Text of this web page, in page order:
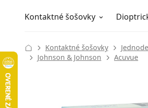
Kontaktné šošovky
Roztoky
Všetko o nákupe
Kontaktné šošovky
Johnson & Johnson
Acuvue